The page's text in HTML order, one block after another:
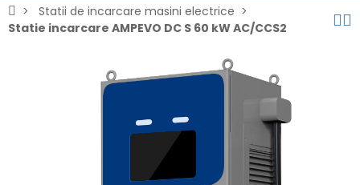
Statii de incarcare masini electrice
Statie incarcare AMPEVO DC S 60 kW AC/CCS2